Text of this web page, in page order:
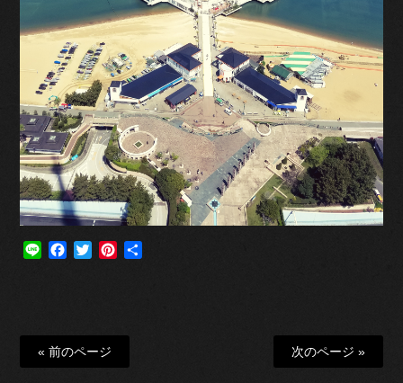
Line Facebook
TwitterPinterest
« 前のページ 次のページ »